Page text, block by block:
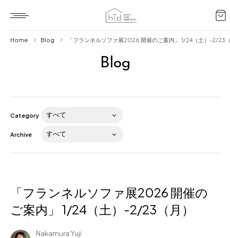
Blog
About us
Blog
Home Blog 「フランネルソファ展2026 開催のご案内」 1/24（土）-2/23
Category
Archive
「フランネルソファ展2026 開催の
ご案内」 1/24（土）-2/23（月）
Nakamura Yuji